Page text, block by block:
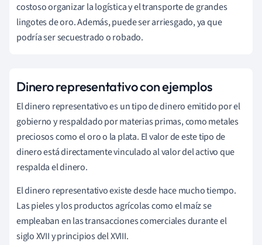
costoso organizar la logística y el transporte de grandes
lingotes de oro. Además, puede ser arriesgado, ya que
podría ser secuestrado o robado.
Dinero representativo con ejemplos
El dinero representativo es un tipo de dinero emitido por el
gobierno y respaldado por materias primas, como metales
preciosos como el oro o la plata. El valor de este tipo de
dinero está directamente vinculado al valor del activo que
respalda el dinero.
El dinero representativo existe desde hace mucho tiempo.
Las pieles y los productos agrícolas como el maíz se
empleaban en las transacciones comerciales durante el
siglo XVII y principios del XVIII.